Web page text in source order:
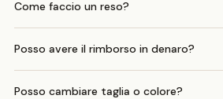
Come faccio un reso?
Posso avere il rimborso in denaro?
Posso cambiare taglia o colore?